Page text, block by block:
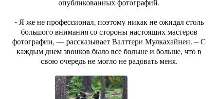
- Я же не профессионал, поэтому никак не ожидал столь
большого внимания со стороны настоящих мастеров
фотографии, — рассказывает Валттери Мулкахайнен. – С
каждым днем звонков было все больше и больше, что в
свою очередь не могло не радовать меня.